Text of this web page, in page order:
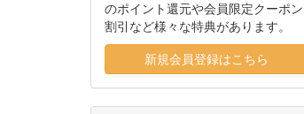
のポイント還元や会員限定クーポン
割引など様々な特典があります。
新規会員登録はこちら